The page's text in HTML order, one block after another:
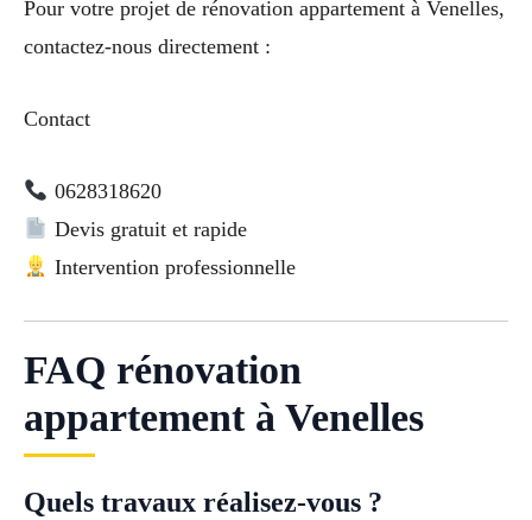
Pour votre projet de rénovation appartement à Venelles,
contactez-nous directement :
Contact
0628318620
Devis gratuit et rapide
Intervention professionnelle
FAQ rénovation
appartement à Venelles
Quels travaux réalisez-vous ?